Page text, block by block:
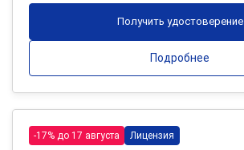
Получить удостоверение
Подробнее
-17% до 17 августа Лицензия